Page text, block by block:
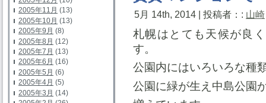
2005年11月 (13)
2005年10月 (13)
2005年9月 (8)
2005年8月 (12)
2005年7月 (13)
2005年6月 (16)
2005年5月 (6)
2005年4月 (5)
2005年3月 (14)
5月 14th, 2014 | 投稿者：: 山崎
札幌はとても天候が良
す。
公園内にはいろいろな種
公園に緑が生え中島公園